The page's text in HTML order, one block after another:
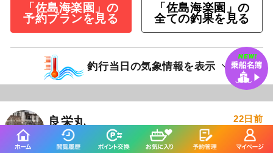
「佐島海楽園」の
予約プランを見る
「佐島海楽園」の
全ての釣果を見る
釣行当日の気象情報を表示
良栄丸
千葉県 館山市 相浜港
22日前
釣り船詳細を見る